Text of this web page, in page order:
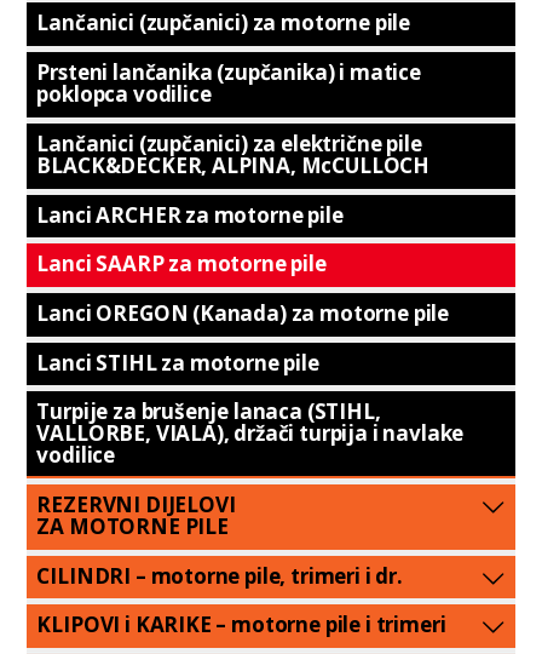
Lančanici (zupčanici) za motorne pile
Prsteni lančanika (zupčanika) i matice
poklopca vodilice
Lančanici (zupčanici) za električne pile
BLACK&DECKER, ALPINA, McCULLOCH
Lanci ARCHER za motorne pile
Lanci SAARP za motorne pile
Lanci OREGON (Kanada) za motorne pile
Lanci STIHL za motorne pile
Turpije za brušenje lanaca (STIHL,
VALLORBE, VIALA), držači turpija i navlake
vodilice
REZERVNI DIJELOVI
ZA MOTORNE PILE
CILINDRI – motorne pile, trimeri i dr.
KLIPOVI i KARIKE – motorne pile i trimeri